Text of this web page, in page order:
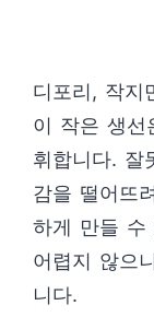
디포리, 작지
이 작은 생선
휘합니다. 잘
감을 떨어뜨
하게 만들 수
어렵지 않으
니다.